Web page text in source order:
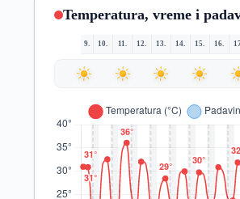
Temperatura, vreme i
9. 10. 11. 12. 13. 14. 15. 16.